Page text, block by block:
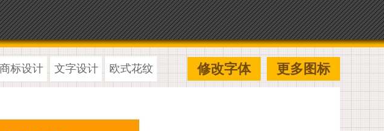
商标设计 文字设计 欧式花纹 更多图标
修改字体